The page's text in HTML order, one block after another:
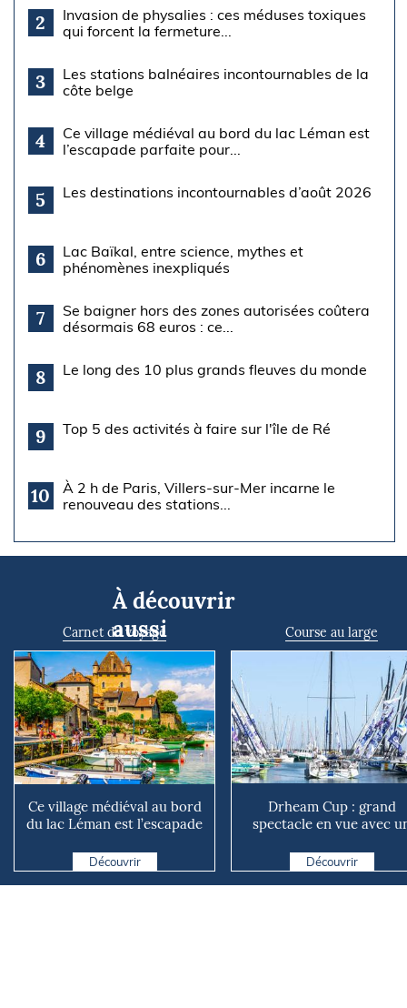
2
Invasion de physalies : ces méduses toxiques
qui forcent la fermeture...
3
Les stations balnéaires incontournables de la
côte belge
4
Ce village médiéval au bord du lac Léman est
l’escapade parfaite pour...
5 Les destinations incontournables d’août 2026
6
Lac Baïkal, entre science, mythes et
phénomènes inexpliqués
7
Se baigner hors des zones autorisées coûtera
désormais 68 euros : ce...
8 Le long des 10 plus grands fleuves du monde
9 Top 5 des activités à faire sur l'île de Ré
10
À 2 h de Paris, Villers-sur-Mer incarne le
renouveau des stations...
À découvrir
aussi
Carnet de voyage
Ce village médiéval au bord
du lac Léman est l’escapade
Découvrir
Course au large
Drheam Cup : grand
spectacle en vue avec
11h
Découvrir